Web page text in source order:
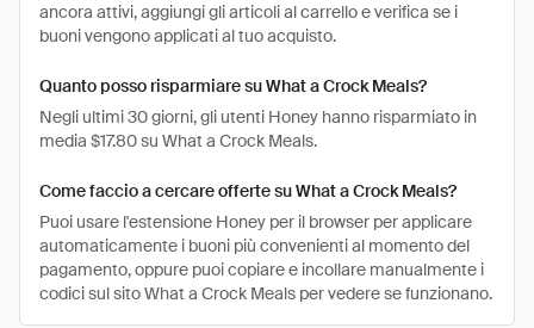
ancora attivi, aggiungi gli articoli al carrello e verifica se i
buoni vengono applicati al tuo acquisto.
Quanto posso risparmiare su What a Crock Meals?
Negli ultimi 30 giorni, gli utenti Honey hanno risparmiato in
media $17.80 su What a Crock Meals.
Come faccio a cercare offerte su What a Crock Meals?
Puoi usare l'estensione Honey per il browser per applicare
automaticamente i buoni più convenienti al momento del
pagamento, oppure puoi copiare e incollare manualmente i
codici sul sito What a Crock Meals per vedere se funzionano.